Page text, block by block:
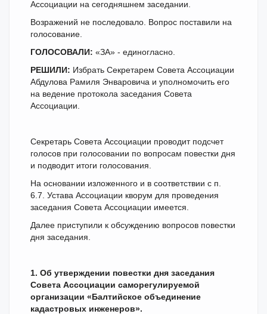
Ассоциации на сегодняшнем заседании.
Возражений не последовало. Вопрос поставили на
голосование.
ГОЛОСОВАЛИ: «ЗА» - единогласно.
РЕШИЛИ: Избрать Секретарем Совета Ассоциации
Абдулова Рамиля Энваровича и уполномочить его
на ведение протокола заседания Совета
Ассоциации.
Секретарь Совета Ассоциации проводит подсчет
голосов при голосовании по вопросам повестки дня
и подводит итоги голосования.
На основании изложенного и в соответствии с п.
6.7. Устава Ассоциации кворум для проведения
заседания Совета Ассоциации имеется.
Далее приступили к обсуждению вопросов повестки
дня заседания.
1. Об утверждении повестки дня заседания
Совета Ассоциации саморегулируемой
организации «Балтийское объединение
кадастровых инженеров».